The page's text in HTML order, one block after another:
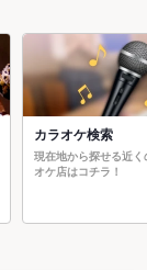
カラオケ検索
現在地から探せる近く
オケ店はコチラ！